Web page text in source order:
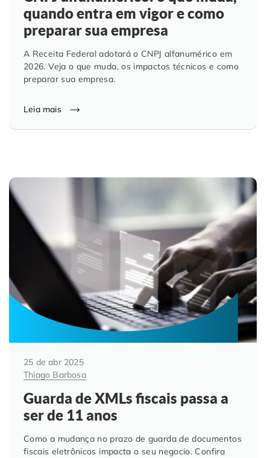
Controle e Organização de Documentos Físicos
Guarda de Documentos
Consultoria Documental
quando entra em vigor e como
preparar sua empresa
A Receita Federal adotará o CNPJ alfanumérico em
2026. Veja o que muda, os impactos técnicos e como
preparar sua empresa.
Leia mais
25 de abr 2025
Thiago Barbosa
Guarda de XMLs fiscais passa a
ser de 11 anos
Como a mudança no prazo de guarda de documentos
fiscais eletrônicos impacta o seu negocio. Confira